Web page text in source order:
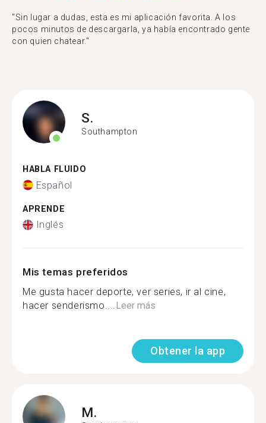
"Sin lugar a dudas, esta es mi aplicación favorita. A los
pocos minutos de descargarla, ya había encontrado gente
con quien chatear."
S.
Southampton
HABLA FLUIDO
Español
APRENDE
Inglés
Mis temas preferidos
Me gusta hacer deporte, ver series, ir al cine,
hacer senderismo....Leer más
Obtener la app
M.